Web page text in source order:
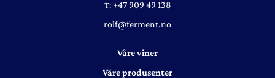
T: +47 909 49 138
rolf@ferment.no
Våre viner
Våre produsenter